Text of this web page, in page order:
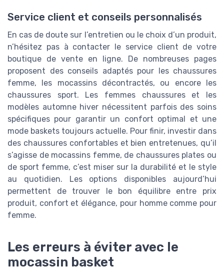
Service client et conseils personnalisés
En cas de doute sur l’entretien ou le choix d’un produit,
n’hésitez pas à contacter le service client de votre
boutique de vente en ligne. De nombreuses pages
proposent des conseils adaptés pour les chaussures
femme, les mocassins décontractés, ou encore les
chaussures sport. Les femmes chaussures et les
modèles automne hiver nécessitent parfois des soins
spécifiques pour garantir un confort optimal et une
mode baskets toujours actuelle. Pour finir, investir dans
des chaussures confortables et bien entretenues, qu’il
s’agisse de mocassins femme, de chaussures plates ou
de sport femme, c’est miser sur la durabilité et le style
au quotidien. Les options disponibles aujourd’hui
permettent de trouver le bon équilibre entre prix
produit, confort et élégance, pour homme comme pour
femme.
Les erreurs à éviter avec le
mocassin basket